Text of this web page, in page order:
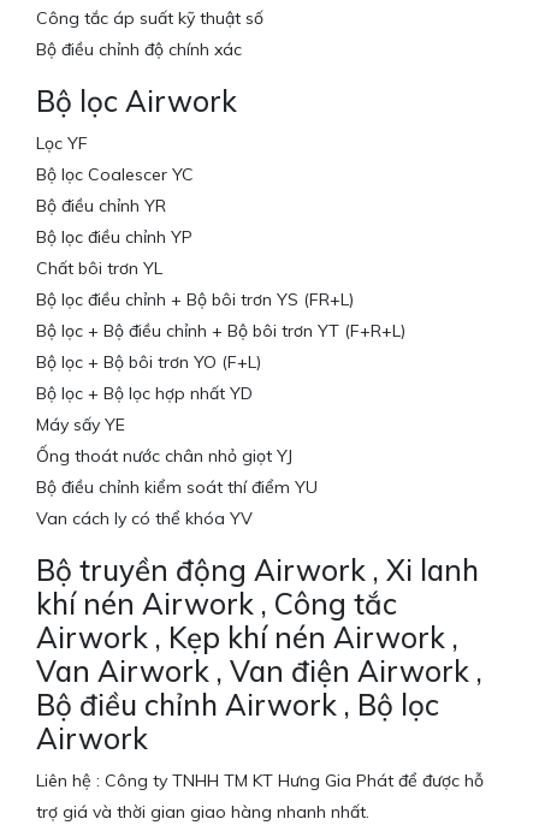
Công tắc áp suất kỹ thuật số
Bộ điều chỉnh độ chính xác
Bộ lọc Airwork
Lọc YF
Bộ lọc Coalescer YC
Bộ điều chỉnh YR
Bộ lọc điều chỉnh YP
Chất bôi trơn YL
Bộ lọc điều chỉnh + Bộ bôi trơn YS (FR+L)
Bộ lọc + Bộ điều chỉnh + Bộ bôi trơn YT (F+R+L)
Bộ lọc + Bộ bôi trơn YO (F+L)
Bộ lọc + Bộ lọc hợp nhất YD
Máy sấy YE
Ống thoát nước chân nhỏ giọt YJ
Bộ điều chỉnh kiểm soát thí điểm YU
Van cách ly có thể khóa YV
Bộ truyền động Airwork , Xi lanh
khí nén Airwork , Công tắc
Airwork , Kẹp khí nén Airwork ,
Van Airwork , Van điện Airwork ,
Bộ điều chỉnh Airwork , Bộ lọc
Airwork
Liên hệ : Công ty TNHH TM KT Hưng Gia Phát để được hỗ
trợ giá và thời gian giao hàng nhanh nhất.